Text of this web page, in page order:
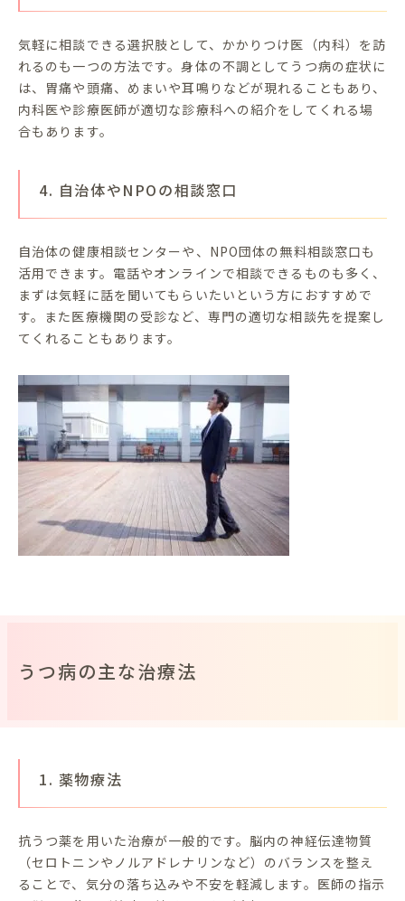
気軽に相談できる選択肢として、かかりつけ医（内科）を訪
れるのも一つの方法です。身体の不調としてうつ病の症状に
は、胃痛や頭痛、めまいや耳鳴りなどが現れることもあり、
内科医や診療医師が適切な診療科への紹介をしてくれる場
合もあります。
4. 自治体やNPOの相談窓口
自治体の健康相談センターや、NPO団体の無料相談窓口も
活用できます。電話やオンラインで相談できるものも多く、
まずは気軽に話を聞いてもらいたいという方におすすめで
す。また医療機関の受診など、専門の適切な相談先を提案し
てくれることもあります。
うつ病の主な治療法
1. 薬物療法
抗うつ薬を用いた治療が一般的です。脳内の神経伝達物質
（セロトニンやノルアドレナリンなど）のバランスを整え
ることで、気分の落ち込みや不安を軽減します。医師の指示